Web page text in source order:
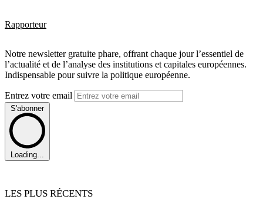
Rapporteur
Notre newsletter gratuite phare, offrant chaque jour l’essentiel de
l’actualité et de l’analyse des institutions et capitales européennes.
Indispensable pour suivre la politique européenne.
Entrez votre email
S'abonner
Loading...
LES PLUS RÉCENTS